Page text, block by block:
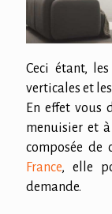
Ceci étant,
verticales et
En effet vous
menuisier et
composée de
France, elle
demande.